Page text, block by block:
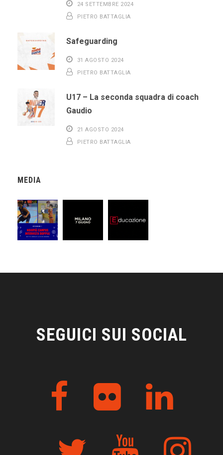
24 SETTEMBRE 2024
PIETRO BATTAGLIA
Safeguarding
31 AGOSTO 2024
PIETRO BATTAGLIA
U17 – La seconda squadra di coach
Gaudio
21 AGOSTO 2024
PIETRO BATTAGLIA
MEDIA
SEGUICI SUI SOCIAL